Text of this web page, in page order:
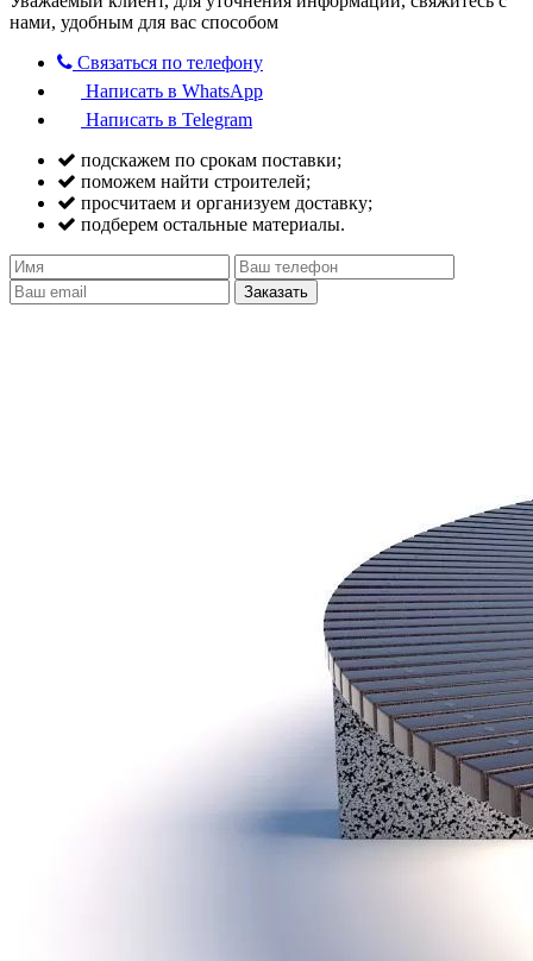
нами, удобным для вас способом
Связаться по телефону
Написать в WhatsApp
Написать в Telegram
подскажем по срокам поставки;
поможем найти строителей;
просчитаем и организуем доставку;
подберем остальные материалы.
Заказать